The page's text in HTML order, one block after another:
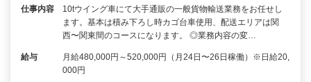
仕事内容
10tウイング車にて大手通販の一般貨物輸送業務をお任せし
ます。基本は積み下ろし時カゴ台車使用、配送エリアは関
西〜関東間のコースになります。 ◎業務内容の変…
給与
月給480,000円～520,000円（月24日〜26日稼働）※日給20,
000円